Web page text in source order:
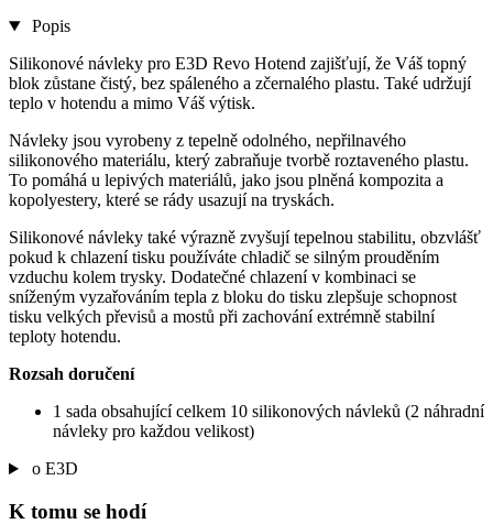
Popis
Silikonové návleky pro E3D Revo Hotend zajišťují, že Váš topný
blok zůstane čistý, bez spáleného a zčernalého plastu. Také udržují
teplo v hotendu a mimo Váš výtisk.
Návleky jsou vyrobeny z tepelně odolného, nepřilnavého
silikonového materiálu, který zabraňuje tvorbě roztaveného plastu.
To pomáhá u lepivých materiálů, jako jsou plněná kompozita a
kopolyestery, které se rády usazují na tryskách.
Silikonové návleky také výrazně zvyšují tepelnou stabilitu, obzvlášť
pokud k chlazení tisku používáte chladič se silným prouděním
vzduchu kolem trysky. Dodatečné chlazení v kombinaci se
sníženým vyzařováním tepla z bloku do tisku zlepšuje schopnost
tisku velkých převisů a mostů při zachování extrémně stabilní
teploty hotendu.
Rozsah doručení
1 sada obsahující celkem 10 silikonových návleků (2 náhradní
návleky pro každou velikost)
o E3D
K tomu se hodí